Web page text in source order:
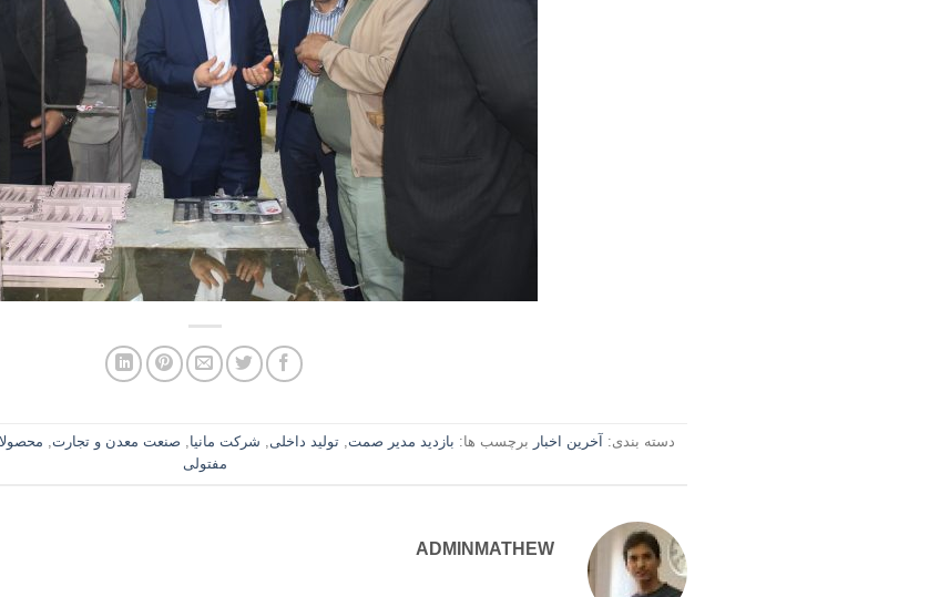
دسته بندی: آخرین اخبار برچسب ها: بازدید مدیر صمت,تولید داخلی, شرکت مانیا, صنعت معدن و تجارت,
مفتولی
ADMINMATHEW